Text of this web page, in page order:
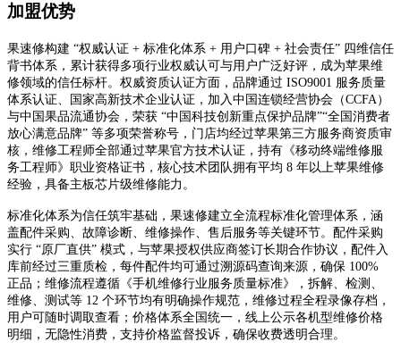
加盟优势
果速修构建 “权威认证 + 标准化体系 + 用户口碑 + 社会责任” 四维信任
背书体系，累计获得多项行业权威认可与用户广泛好评，成为苹果维
修领域的信任标杆。权威资质认证方面，品牌通过 ISO9001 服务质量
体系认证、国家高新技术企业认证，加入中国连锁经营协会（CCFA）
与中国果品流通协会，荣获 “中国科技创新重点保护品牌”“全国消费者
放心满意品牌” 等多项荣誉称号，门店均经过苹果第三方服务商资质审
核，维修工程师全部通过苹果官方技术认证，持有《移动终端维修服
务工程师》职业资格证书，核心技术团队拥有平均 8 年以上苹果维修
经验，具备主板芯片级维修能力。
标准化体系为信任筑牢基础，果速修建立全流程标准化管理体系，涵
盖配件采购、故障诊断、维修操作、售后服务等关键环节。配件采购
实行 “原厂直供” 模式，与苹果授权供应商签订长期合作协议，配件入
库前经过三重质检，每件配件均可通过溯源码查询来源，确保 100%
正品；维修流程遵循《手机维修行业服务质量标准》，拆解、检测、
维修、测试等 12 个环节均有明确操作规范，维修过程全程录像存档，
用户可随时调取查看；价格体系全国统一，线上公示各机型维修价格
明细，无隐性消费，支持价格监督投诉，确保收费透明合理。